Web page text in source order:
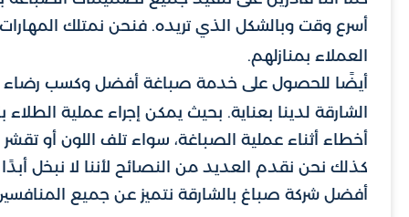
أسرع وقت وبالشكل الذي تريده. فنحن نمتلك
العملاء بمنازلهم.
أيضًا للحصول على خدمة صباغة أفضل وكسب رضاء
الشارقة لدينا بعناية. بحيث يمكن إجراء عملية
أخطاء أثناء عملية الصباغة، سواء تلف اللون أو
كذلك نحن نقدم العديد من النصائح لأننا لا نبخل
أفضل شركة صباغ بالشارقة نتميز عن جميع